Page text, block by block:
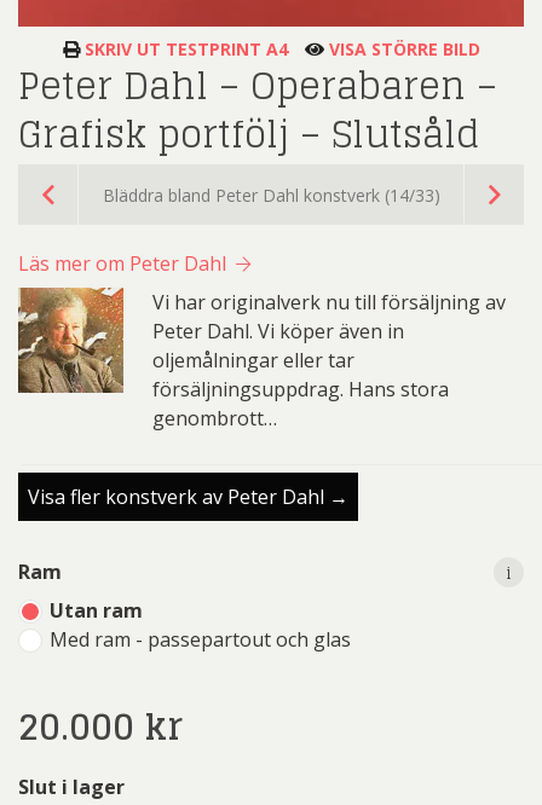
SKRIV UT TESTPRINT A4 VISA STÖRRE BILD
Peter Dahl – Operabaren –
Grafisk portfölj – Slutsåld
Bläddra bland Peter Dahl konstverk (14/33)
Läs mer om Peter Dahl
Vi har originalverk nu till försäljning av
Peter Dahl. Vi köper även in
oljemålningar eller tar
försäljningsuppdrag. Hans stora
genombrott…
Visa fler konstverk av Peter Dahl →
Ram
Utan ram
Med ram - passepartout och glas
i
20.000 kr
Slut i lager